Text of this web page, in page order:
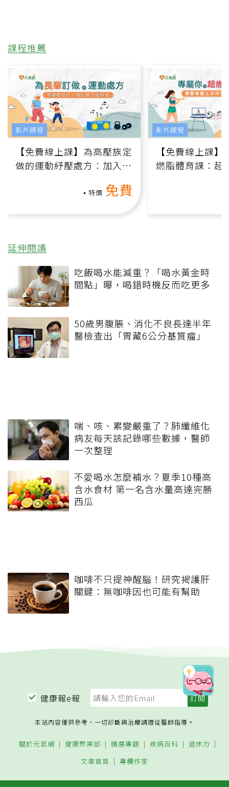
課程推薦
【免費線上課】為高壓族定
做的運動紓壓處方：加入行
特價 免費
影片課程
【免費線上課
燃脂體育課：超
影片課程
延伸閱讀
吃飯喝水能減重？「喝水黃金時
間點」曝，喝錯時機反而吃更多
50歲男腹脹、消化不良長達半年
醫檢查出「胃藏6公分基質瘤」
喘、咳、累變嚴重了？肺纖維化
病友每天該記錄哪些數據，醫師
一次整理
不愛喝水怎麼補水？夏季10種高
含水食材 第一名含水量高達完勝
西瓜
咖啡不只提神醒腦！研究揭護肝
關鍵：無咖啡因也可能有幫助
健康報e報
本站內容僅供參考，一切診斷與治療請遵從醫師指導。
關於元氣網 健康聚樂部 精選專題 疾病百科
退休力
文章首頁
專欄作家